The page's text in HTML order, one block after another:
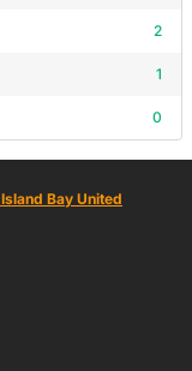
2
1
0
Island Bay United